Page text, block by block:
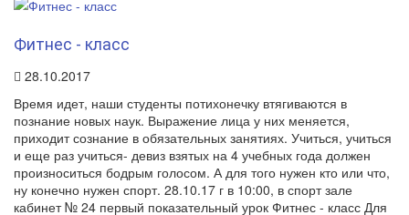
Фитнес - класс
28.10.2017
Время идет, наши студенты потихонечку втягиваются в
познание новых наук. Выражение лица у них меняется,
приходит сознание в обязательных занятиях. Учиться, учиться
и еще раз учиться- девиз взятых на 4 учебных года должен
произноситься бодрым голосом. А для того нужен кто или что,
ну конечно нужен спорт. 28.10.17 г в 10:00, в спорт зале
кабинет № 24 первый показательный урок Фитнес - класс Для